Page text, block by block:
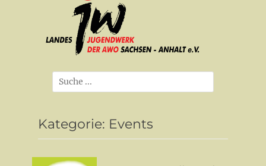
Suche
nach:
Kategorie: Events